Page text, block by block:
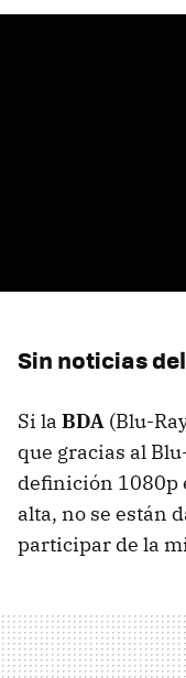
Sin noticias
Si la BDA (Blu-
que gracias al
definición 1080p
alta, no se están
participar de la